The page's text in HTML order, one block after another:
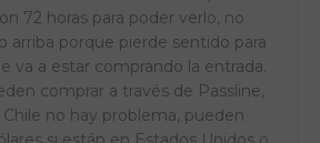
72 horas para poder verlo, no
arriba porque pierde sentido para
va a estar comprando la entrada.
comprar a través de Passline,
no hay problema, pueden